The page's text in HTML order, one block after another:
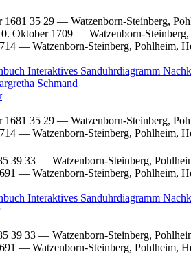
1681 35 29 — Watzenborn-Steinberg,
Oktober 1709 — Watzenborn-
— Watzenborn-Steinberg, Pohlheim,
Interaktives Sanduhrdiagramm
Schmand
1681 35 29 — Watzenborn-Steinberg,
— Watzenborn-Steinberg, Pohlheim,
39 33 — Watzenborn-Steinberg,
— Watzenborn-Steinberg, Pohlheim,
Interaktives Sanduhrdiagramm
39 33 — Watzenborn-Steinberg,
— Watzenborn-Steinberg, Pohlheim,